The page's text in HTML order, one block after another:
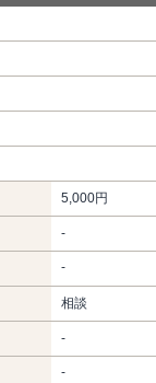
5,000円
-
-
相談
-
-